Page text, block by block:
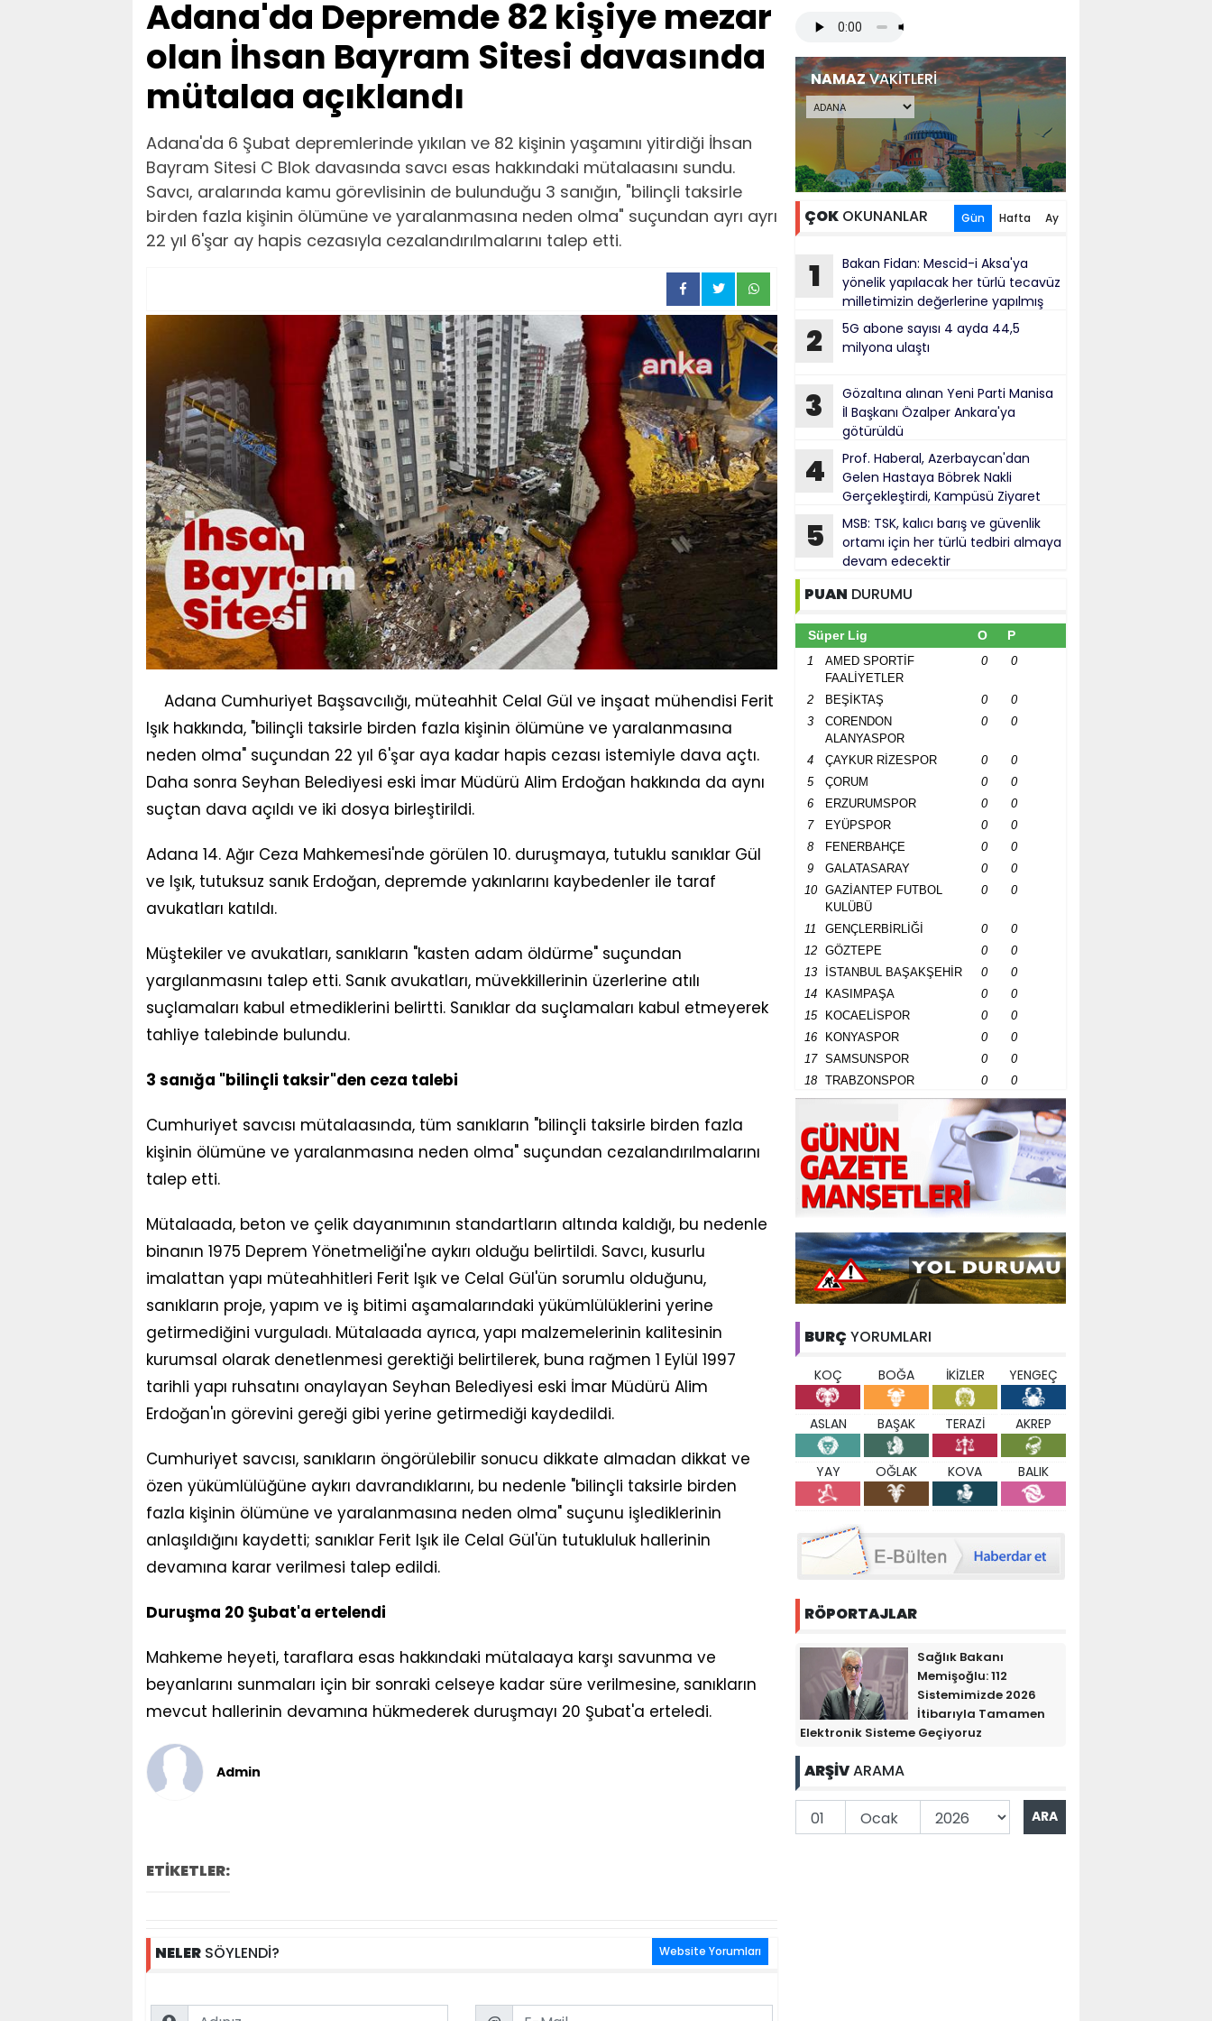
Adana'da Depremde 82 kişiye mezar
olan İhsan Bayram Sitesi davasında
mütalaa açıklandı
Adana'da 6 Şubat depremlerinde yıkılan ve 82 kişinin yaşamını yitirdiği İhsan
Bayram Sitesi C Blok davasında savcı esas hakkındaki mütalaasını sundu.
Savcı, aralarında kamu görevlisinin de bulunduğu 3 sanığın, "bilinçli taksirle
birden fazla kişinin ölümüne ve yaralanmasına neden olma" suçundan ayrı ayrı
22 yıl 6'şar ay hapis cezasıyla cezalandırılmalarını talep etti.
Adana Cumhuriyet Başsavcılığı, müteahhit Celal Gül ve inşaat mühendisi Ferit
Işık hakkında, "bilinçli taksirle birden fazla kişinin ölümüne ve yaralanmasına
neden olma" suçundan 22 yıl 6'şar aya kadar hapis cezası istemiyle dava açtı.
Daha sonra Seyhan Belediyesi eski İmar Müdürü Alim Erdoğan hakkında da aynı
suçtan dava açıldı ve iki dosya birleştirildi.
Adana 14. Ağır Ceza Mahkemesi'nde görülen 10. duruşmaya, tutuklu sanıklar Gül
ve Işık, tutuksuz sanık Erdoğan, depremde yakınlarını kaybedenler ile taraf
avukatları katıldı.
Müştekiler ve avukatları, sanıkların "kasten adam öldürme" suçundan
yargılanmasını talep etti. Sanık avukatları, müvekkillerinin üzerlerine atılı
suçlamaları kabul etmediklerini belirtti. Sanıklar da suçlamaları kabul etmeyerek
tahliye talebinde bulundu.
3 sanığa "bilinçli taksir"den ceza talebi
Cumhuriyet savcısı mütalaasında, tüm sanıkların "bilinçli taksirle birden fazla
kişinin ölümüne ve yaralanmasına neden olma" suçundan cezalandırılmalarını
talep etti.
Mütalaada, beton ve çelik dayanımının standartların altında kaldığı, bu nedenle
binanın 1975 Deprem Yönetmeliği'ne aykırı olduğu belirtildi. Savcı, kusurlu
imalattan yapı müteahhitleri Ferit Işık ve Celal Gül'ün sorumlu olduğunu,
sanıkların proje, yapım ve iş bitimi aşamalarındaki yükümlülüklerini yerine
getirmediğini vurguladı. Mütalaada ayrıca, yapı malzemelerinin kalitesinin
kurumsal olarak denetlenmesi gerektiği belirtilerek, buna rağmen 1 Eylül 1997
tarihli yapı ruhsatını onaylayan Seyhan Belediyesi eski İmar Müdürü Alim
Erdoğan'ın görevini gereği gibi yerine getirmediği kaydedildi.
Cumhuriyet savcısı, sanıkların öngörülebilir sonucu dikkate almadan dikkat ve
özen yükümlülüğüne aykırı davrandıklarını, bu nedenle "bilinçli taksirle birden
fazla kişinin ölümüne ve yaralanmasına neden olma" suçunu işlediklerinin
anlaşıldığını kaydetti; sanıklar Ferit Işık ile Celal Gül'ün tutukluluk hallerinin
devamına karar verilmesi talep edildi.
Duruşma 20 Şubat'a ertelendi
Mahkeme heyeti, taraflara esas hakkındaki mütalaaya karşı savunma ve
beyanlarını sunmaları için bir sonraki celseye kadar süre verilmesine, sanıkların
mevcut hallerinin devamına hükmederek duruşmayı 20 Şubat'a erteledi.
Admin
ETİKETLER:
NELER SÖYLENDİ? Website Yorumları
Name Email
NAMAZVAKİTLERİ
ÇOK OKUNANLAR Gün Hafta Ay
1
Bakan Fidan: Mescid-i Aksa'ya
yönelik yapılacak her türlü tecavüz
milletimizin değerlerine yapılmış
kabul ediliyor
2
5G abone sayısı 4 ayda 44,5
milyona ulaştı
3
Gözaltına alınan Yeni Parti Manisa
İl Başkanı Özalper Ankara'ya
götürüldü
4
Prof. Haberal, Azerbaycan'dan
Gelen Hastaya Böbrek Nakli
Gerçekleştirdi, Kampüsü Ziyaret
5
MSB: TSK, kalıcı barış ve güvenlik
ortamı için her türlü tedbiri almaya
devam edecektir
PUAN DURUMU
Süper Lig O P
1
AMED SPORTİF
FAALİYETLER
0 0
2 BEŞİKTAŞ 0
0
3
CORENDON
ALANYASPOR
0 0
4 ÇAYKUR RİZESPOR 0
0
5
ÇORUM 0
0
6
ERZURUMSPOR 0
0
7
EYÜPSPOR 0
0
8
FENERBAHÇE 0
0
9
GALATASARAY 0
0
10
GAZİANTEP FUTBOL
KULÜBÜ
0 0
11 GENÇLERBİRLİĞİ 0
0
12
GÖZTEPE 0
0
13
İSTANBUL BAŞAKŞEHİR 0
0
14
KASIMPAŞA 0
0
15
KOCAELİSPOR 0
0
16
KONYASPOR 0
0
17
SAMSUNSPOR 0
0
18
TRABZONSPOR 0 0
BURÇ YORUMLARI
KOÇ BOĞA İKİZLER YENGEÇ
ASLAN BAŞAK TERAZİ AKREP
YAY OĞLAK KOVA BALIK
RÖPORTAJLAR
Sağlık Bakanı
Memişoğlu: 112
Sistemimizde 2026
İtibarıyla Tamamen
Elektronik Sisteme Geçiyoruz
ARŞİVARAMA